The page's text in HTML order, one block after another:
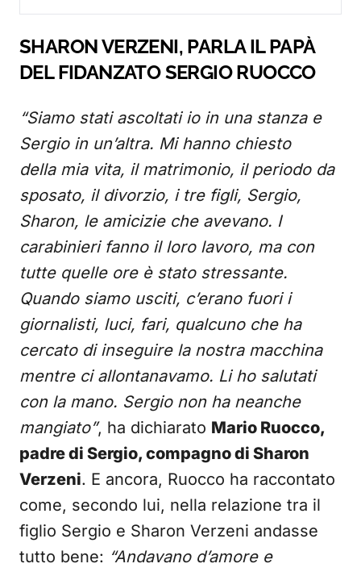
SHARON VERZENI, PARLA IL PAPÀ
DEL FIDANZATO SERGIO RUOCCO
“Siamo stati ascoltati io in una stanza e
Sergio in un’altra. Mi hanno chiesto
della mia vita, il matrimonio, il periodo da
sposato, il divorzio, i tre figli, Sergio,
Sharon, le amicizie che avevano. I
carabinieri fanno il loro lavoro, ma con
tutte quelle ore è stato stressante.
Quando siamo usciti, c’erano fuori i
giornalisti, luci, fari, qualcuno che ha
cercato di inseguire la nostra macchina
mentre ci allontanavamo. Li ho salutati
con la mano. Sergio non ha neanche
mangiato”, ha dichiarato Mario Ruocco,
padre di Sergio, compagno di Sharon
Verzeni. E ancora, Ruocco ha raccontato
come, secondo lui, nella relazione tra il
figlio Sergio e Sharon Verzeni andasse
tutto bene: “Andavano d’amore e